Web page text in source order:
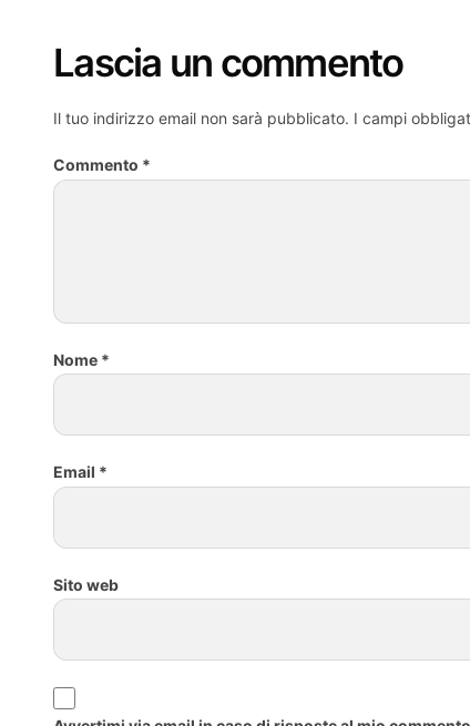
Lascia un commento
Il tuo indirizzo email non sarà pubblicato. I campi
Commento *
Nome *
Email *
Sito web